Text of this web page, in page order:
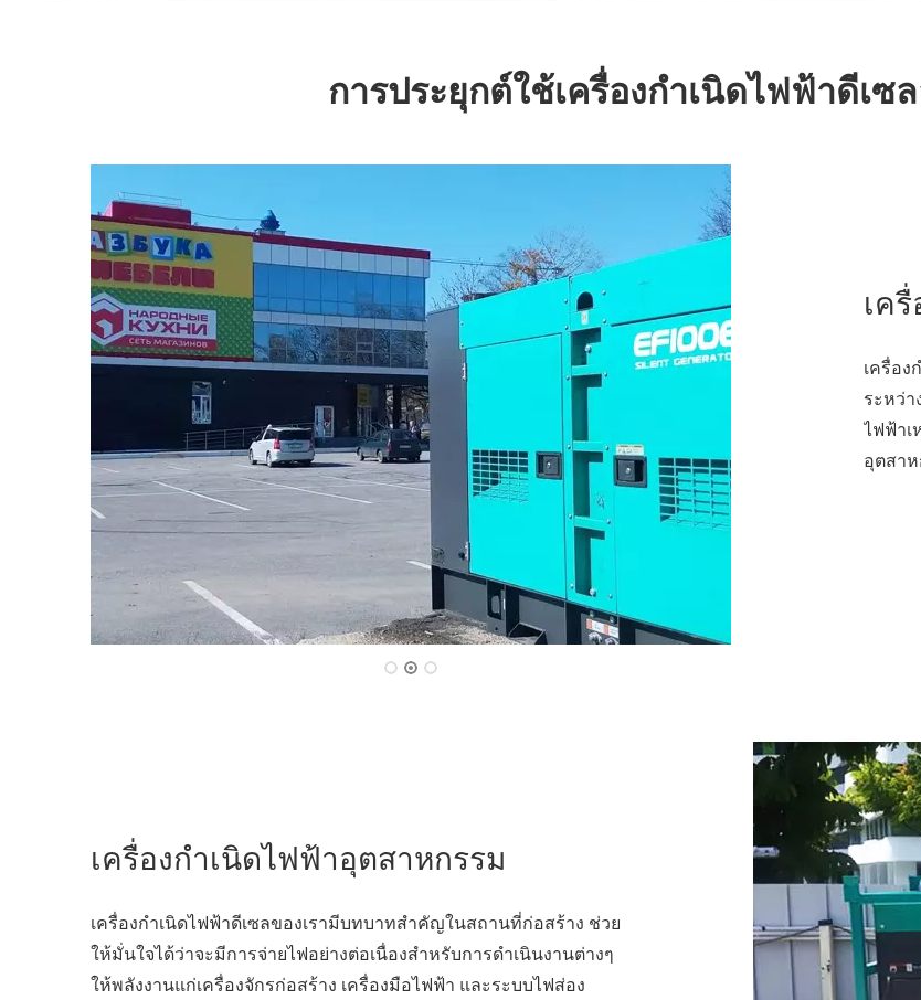
การประยุกต์ใช้เครื่องกำเนิดไฟฟ้าดีเซ
เค
เครื่อง
ระหว่
ไฟฟ้า
อุตสา
เครื่องกำเนิดไฟฟ้าอุตสาหกรรม
เครื่องกำเนิดไฟฟ้าดีเซลของเรามีบทบาทสำคัญในสถานที่ก่อสร้าง ช่วย
ให้มั่นใจได้ว่าจะมีการจ่ายไฟอย่างต่อเนื่องสำหรับการดำเนินงานต่างๆ
ให้พลังงานแก่เครื่องจักรก่อสร้าง เครื่องมือไฟฟ้า และระบบไฟส่อง